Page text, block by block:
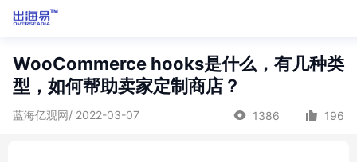
WooCommerce hooks是什么，有几种类
型，如何帮助卖家定制商店？
蓝海亿观网/ 2022-03-07 1386 196